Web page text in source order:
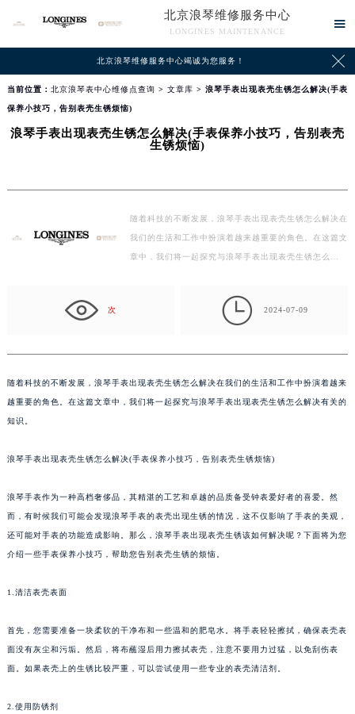
北京浪琴维修服务中心
LONGINES MAINTENANCE

北京浪琴维修服务中心竭诚为您服务！ 
当前位置： 北京浪琴表中心维修点查询 > 文章库 > 浪琴手表出现表壳生锈怎么解决(手表
保养小技巧，告别表壳生锈烦恼)
浪琴手表出现表壳生锈怎么解决(手表保养小技巧，告别表壳
生锈烦恼)
随着科技的不断发展，浪琴手表出现表壳生锈怎么解决在
我们的生活和工作中扮演着越来越重要的角色。在这篇文
章中，我们将一起探究与浪琴手表出现表壳生锈怎么…
次  2024-07-09
随着科技的不断发展，浪琴手表出现表壳生锈怎么解决在我们的生活和工作中扮演着越来
越重要的角色。在这篇文章中，我们将一起探究与浪琴手表出现表壳生锈怎么解决有关的
知识。
浪琴手表出现表壳生锈怎么解决(手表保养小技巧，告别表壳生锈烦恼)
浪琴手表作为一种高档奢侈品，其精湛的工艺和卓越的品质备受钟表爱好者的喜爱。然
而，有时候我们可能会发现浪琴手表的表壳出现生锈的情况，这不仅影响了手表的美观，
还可能对手表的功能造成影响。那么，浪琴手表出现表壳生锈该如何解决呢？下面将为您
介绍一些手表保养小技巧，帮助您告别表壳生锈的烦恼。
1.清洁表壳表面
首先，您需要准备一块柔软的干净布和一些温和的肥皂水。将手表轻轻擦拭，确保表壳表
面没有灰尘和污垢。然后，将布蘸湿后用力擦拭表壳，注意不要用力过猛，以免刮伤表
面。如果表壳上的生锈比较严重，可以尝试使用一些专业的表壳清洁剂。
2.使用防锈剂